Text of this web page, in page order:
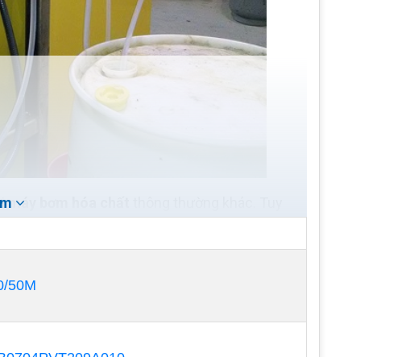
máy bơm hóa chất
cách tự động hoặc thủ công tùy người sử
trường, độc hại hoặc dễ cháy cần được
quy trình áp suất cao, không có sự thay thế
50M